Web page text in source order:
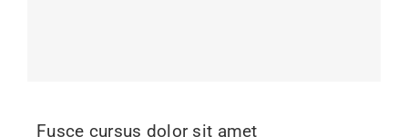
Fusce cursus dolor sit amet